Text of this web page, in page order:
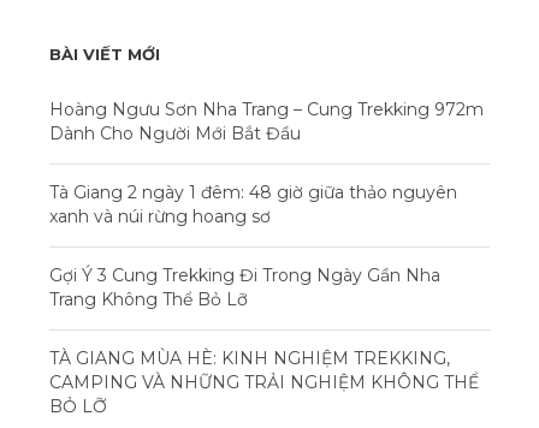
BÀI VIẾT MỚI
Hoàng Ngưu Sơn Nha Trang – Cung Trekking 972m
Dành Cho Người Mới Bắt Đầu
Tà Giang 2 ngày 1 đêm: 48 giờ giữa thảo nguyên
xanh và núi rừng hoang sơ
Gợi Ý 3 Cung Trekking Đi Trong Ngày Gần Nha
Trang Không Thể Bỏ Lỡ
TÀ GIANG MÙA HÈ: KINH NGHIỆM TREKKING,
CAMPING VÀ NHỮNG TRẢI NGHIỆM KHÔNG THỂ
BỎ LỠ